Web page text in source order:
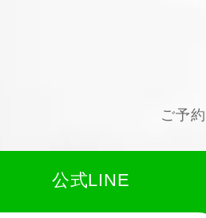
ご予
公式LINE